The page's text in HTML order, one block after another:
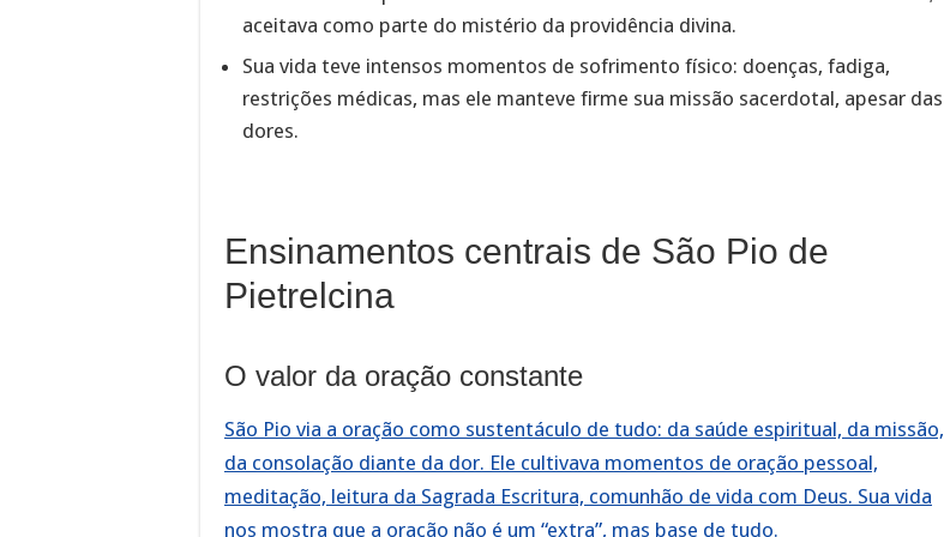
aceitava como parte do mistério da providência divina.
Sua vida teve intensos momentos de sofrimento físico: doenças, fadiga,
restrições médicas, mas ele manteve firme sua missão sacerdotal, apesar das
dores.
Ensinamentos centrais de São Pio de
Pietrelcina
O valor da oração constante
São Pio via a oração como sustentáculo de tudo: da saúde espiritual, da missão,
da consolação diante da dor. Ele cultivava momentos de oração pessoal,
meditação, leitura da Sagrada Escritura, comunhão de vida com Deus. Sua vida
nos mostra que a oração não é um “extra”, mas base de tudo.